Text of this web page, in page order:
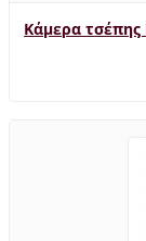
Κάμερα τσέπης